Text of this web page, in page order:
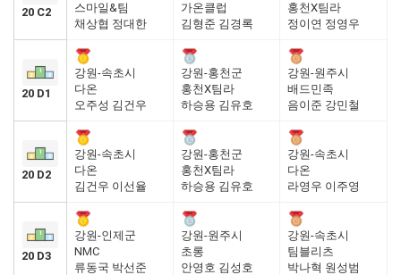
20 C2
스마일&팀
채상협 정대한
가온클럽
김형준 김경록
홍천X팀라
정이연 정영우
20 D1
강원-속초시
다온
오주성 김건우
강원-홍천군
홍천X팀라
하승용 김유호
강원-원주시
배드민족
음이준 강민철
20 D2
강원-속초시
다온
김건우 이선율
강원-홍천군
홍천X팀라
하승용 김유호
강원-속초시
다온
라영우 이주영
20 D3
강원-인제군
NMC
류동국 박선준
강원-원주시
초롱
안영호 김성호
강원-속초시
팀블리츠
박나혁 원성범